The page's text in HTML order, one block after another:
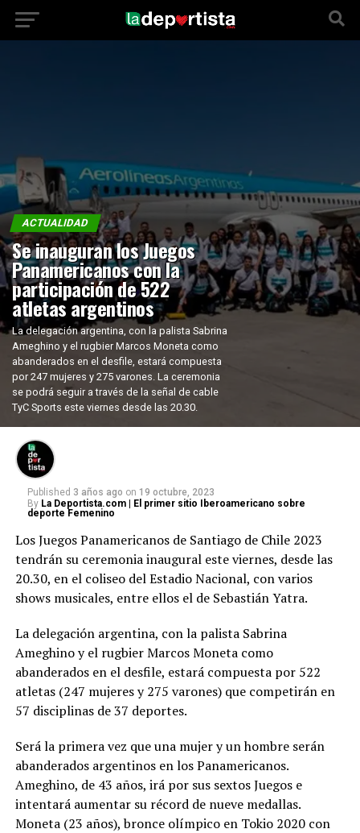
ACTUALIDAD
Se inauguran los Juegos
Panamericanos con la
participación de 522
atletas argentinos
La delegación argentina, con la palista Sabrina
Ameghino y el rugbier Marcos Moneta como
abanderados en el desfile, estará compuesta
por 247 mujeres y 275 varones. La ceremonia
se podrá seguir a través de la señal de cable
TyC Sports este viernes desde las 20.30.
Published 3 años ago on 19 octubre, 2023
By La Deportista.com | El primer sitio Iberoamericano sobre
deporte Femenino
Los Juegos Panamericanos de Santiago de Chile 2023
tendrán su ceremonia inaugural este viernes, desde las
20.30, en el coliseo del Estadio Nacional, con varios
shows musicales, entre ellos el de Sebastián Yatra.
La delegación argentina, con la palista Sabrina
Ameghino y el rugbier Marcos Moneta como
abanderados en el desfile, estará compuesta por 522
atletas (247 mujeres y 275 varones) que competirán en
57 disciplinas de 37 deportes.
Será la primera vez que una mujer y un hombre serán
abanderados argentinos en los Panamericanos.
Ameghino, de 43 años, irá por sus sextos Juegos e
intentará aumentar su récord de nueve medallas.
Moneta (23 años), bronce olímpico en Tokio 2020 con